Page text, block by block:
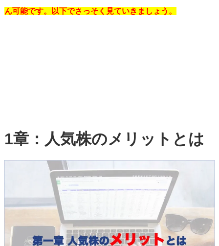
ん可能です。以下でさっそく見ていきましょう。
1章：人気株のメリットとは